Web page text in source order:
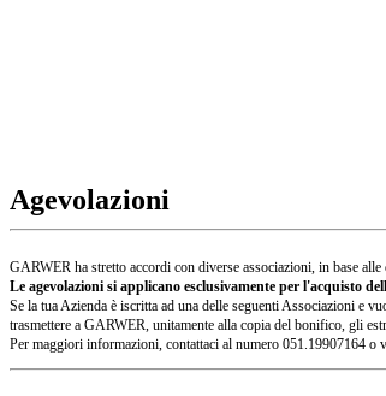
Agevolazioni
GARWER ha stretto accordi con diverse associazioni, in base
Le agevolazioni si applicano esclusivamente per l'acquisto
Se la tua Azienda è iscritta ad una delle seguenti Associazioni e
trasmettere a GARWER, unitamente alla copia del bonifico, gli
Per maggiori informazioni, contattaci al numero 051.19907164 o